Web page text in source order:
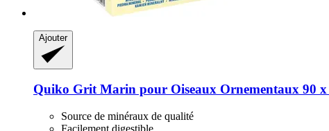
Ajouter
Quiko Grit Marin pour Oiseaux Ornementaux 90 x
Source de minéraux de qualité
Facilement digestible